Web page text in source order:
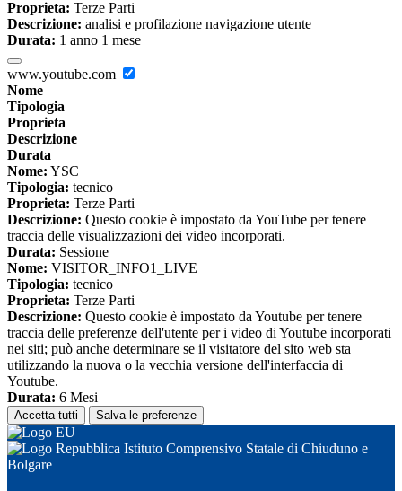
Proprieta: Terze Parti
Descrizione: analisi e profilazione navigazione utente
Durata: 1 anno 1 mese
www.youtube.com
Nome
Tipologia
Proprieta
Descrizione
Durata
Nome: YSC
Tipologia: tecnico
Proprieta: Terze Parti
Descrizione: Questo cookie è impostato da YouTube per tenere
traccia delle visualizzazioni dei video incorporati.
Durata: Sessione
Nome: VISITOR_INFO1_LIVE
Tipologia: tecnico
Proprieta: Terze Parti
Descrizione: Questo cookie è impostato da Youtube per tenere
traccia delle preferenze dell'utente per i video di Youtube incorporati
nei siti; può anche determinare se il visitatore del sito web sta
utilizzando la nuova o la vecchia versione dell'interfaccia di
Youtube.
Durata: 6 Mesi
Accetta tutti Salva le preferenze
Istituto Comprensivo Statale di Chiuduno e
Bolgare